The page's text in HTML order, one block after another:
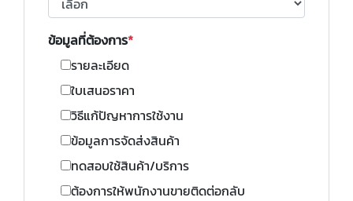
ข้อมูลที่ต้องการ
รายละเอียด
ใบเสนอราคา
วิธีแก้ปัญหาการใช้งาน
ข้อมูลการจัดส่งสินค้า
ทดสอบใช้สินค้า/บริการ
ต้องการให้พนักงานขายติดต่อกลับ